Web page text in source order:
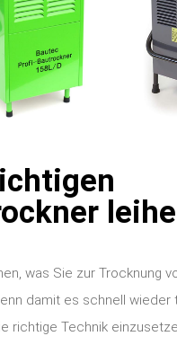
was Sie zur Trocknung
damit es schnell wieder
richtige Technik